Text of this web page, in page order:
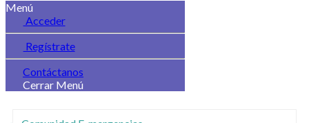
Menú
Acceder
Regístrate
Contáctanos
Cerrar Menú